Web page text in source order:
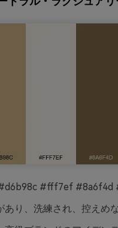
#fff7ef #8a6f4d
あり、洗練され、控えめ